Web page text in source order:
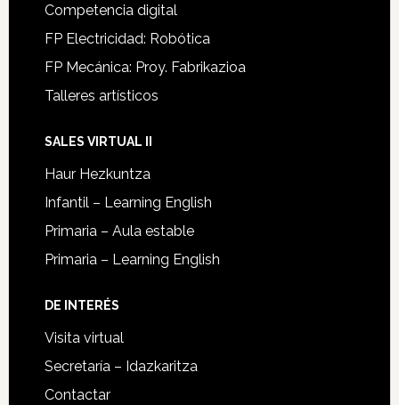
Competencia digital
FP Electricidad: Robótica
FP Mecánica: Proy. Fabrikazioa
Talleres artísticos
SALES VIRTUAL II
Haur Hezkuntza
Infantil – Learning English
Primaria – Aula estable
Primaria – Learning English
DE INTERÉS
Visita virtual
Secretaría – Idazkaritza
Contactar